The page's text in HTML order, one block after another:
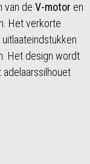
van de V-motor en
Het verkorte
Het design wordt